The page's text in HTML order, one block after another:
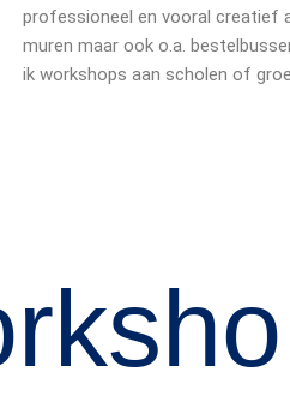
professioneel en vooral creatief
muren maar ook o.a.
ik workshops aan scholen of